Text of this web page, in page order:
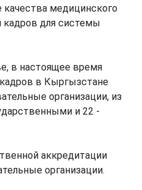
медицинского
кадров для системы
в настоящее время
в Кыргызстане
организации, из
и 22 -
аккредитации
организации.